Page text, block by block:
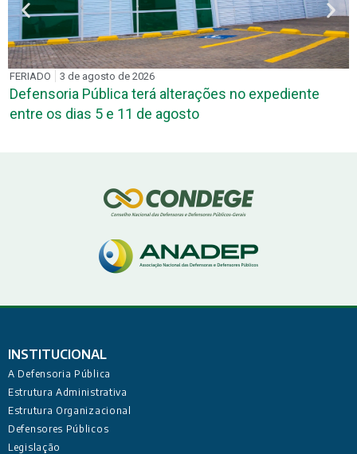
REUNIÃO SETORIAL 3 de agosto de 2026
DPE-PB reúne assessores de comunicação das
Defensorias Públicas estaduais durante o
INSTITUCIONAL
A Defensoria Pública
Estrutura Administrativa
Estrutura Organizacional
Defensores Públicos
Legislação